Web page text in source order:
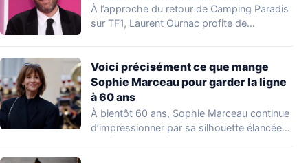
À l’approche du retour de Camping Paradis
sur TF1, Laurent Ournac profite de
Voici précisément ce que mange
Sophie Marceau pour garder la ligne
à 60 ans
À bientôt 60 ans, Sophie Marceau continue
d’impressionner par sa silhouette élancée